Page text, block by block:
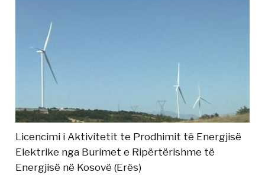
Licencimi i Aktivitetit te Prodhimit të Energjisë
Elektrike nga Burimet e Ripërtërishme të
Energjisë në Kosovë (Erës)